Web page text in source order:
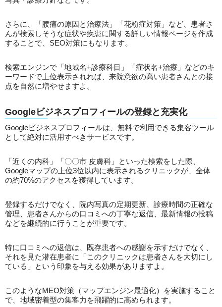
さらに、「腰痛の原因と治療法」「花粉症対策」など、患者さ
んが検索しそうな症状や疾患に関する詳しい情報ページを作成
することで、SEO対策にもなります。
検索エンジンで「地域名+診療科目」「症状名+治療」などのキ
ーワードで上位表示されれば、来院意欲の高い患者さんとの接
点を自然に増やせますよ。
Googleビジネスプロフィールの登録と充実化
Googleビジネスプロフィールは、無料で利用できる集客ツール
として絶対に活用すべきサービスです。
「近くの内科」「〇〇市 皮膚科」といった検索をした際、
Googleマップの上位3位以内に表示されるクリニックが、全体
の約70%のアクセスを獲得しています。
登録するだけでなく、院内写真の定期更新、診療時間の正確な
管理、患者さんからの口コミへの丁寧な返信、最新情報の投稿
などを継続的に行うことが重要です。
特に口コミへの返信は、既存患者への感謝を示すだけでなく、
それを見た潜在患者に「このクリニックは患者さんを大切にし
ている」という印象を与える効果がありますよ。
このようなMEO対策（マップエンジン最適化）を実施すること
で、地域密着型の集客力を飛躍的に高められます。